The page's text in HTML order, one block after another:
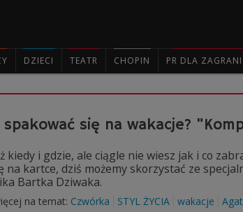
DZIECI TEATR CHOPIN PR DLA
spakować się na wakacje?
kiedy i gdzie, ale ciągle nie wiesz jak i co
na kartce, dziś możemy skorzystać ze
Bartka Dziwaka.
na temat: Czwórka STYL ŻYCIA wakacje